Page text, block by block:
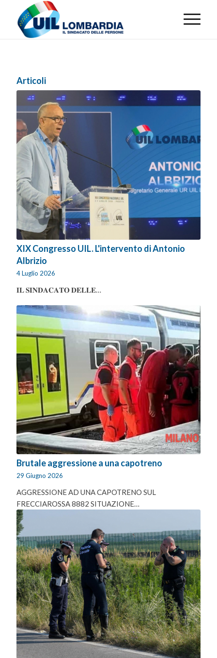
Articoli
XIX Congresso UIL. L'intervento di Antonio
Albrizio
4 Luglio 2026
𝐈𝐋 𝐒𝐈𝐍𝐃𝐀𝐂𝐀𝐓𝐎 𝐃𝐄𝐋𝐋𝐄…
Brutale aggressione a una capotreno
29 Giugno 2026
AGGRESSIONE AD UNA CAPOTRENO SUL
FRECCIAROSSA 8882 SITUAZIONE…